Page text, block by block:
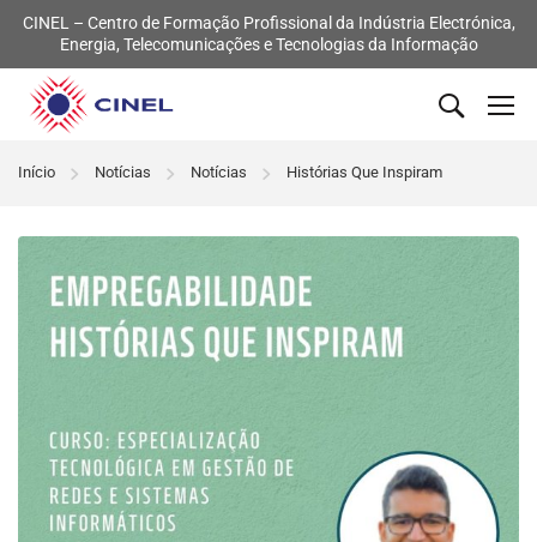
CINEL – Centro de Formação Profissional da Indústria Electrónica,
Energia, Telecomunicações e Tecnologias da Informação
Início Notícias Notícias Histórias Que Inspiram